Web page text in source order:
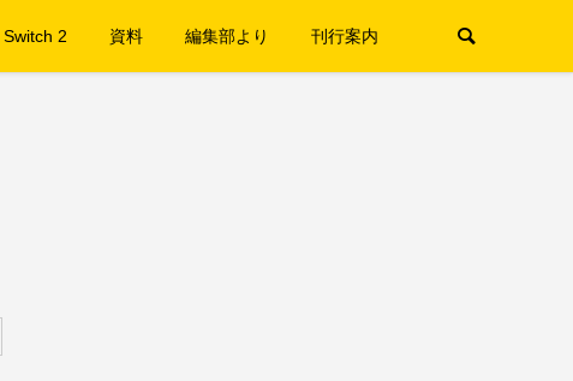
Switch 2 資料 編集部より 刊行案内